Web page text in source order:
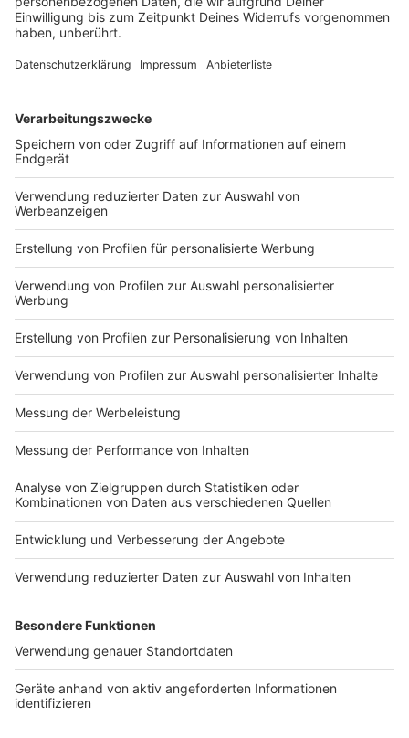
Dieser Dienstleister ist von unserem Werbevermarkter
RMSi Radio Marketing Service interactive GmbH,
eingesetzt worden. Gemeinsam mit der RMSi sind wir für
und nutzen Ihre Daten zur Analyse des
Nutzungsverhaltens, zur Ausspielung von Werbung sowie
zur Optimierung der angebotenen Dienste. Ihre Rechte (vgl.
gegenüber der RMSi ausüben.
Die Technologie der AdsWizz Inc. nutzen wir, um Ihnen
interessenbasierte Werbung anzeigen zu können. Zu
diesem Zweck werden bei dem Besuch unserer Webseite
durch den Dienstleister auf Ihrem Endgerät Cookies
gesetzt. Folgende personenbezogene Daten werden
dadurch erhoben und verarbeitet:
Browser-Informationen
Device Informationen
IP Adresse
Betriebssystem
Domain Name
Datum und Uhrzeit des Besuchs
Geografischer Standort
Klickpfad
Browser-Typ
Es findet auch eine geräteübergreifende Datenerfassung
statt, die dazu dient, für den jeweiligen Nutzer Angebote
anzupassen. Diese Funktion können Sie hier jederzeit
ausschalten: https://www.tapad.com/privacy-policy